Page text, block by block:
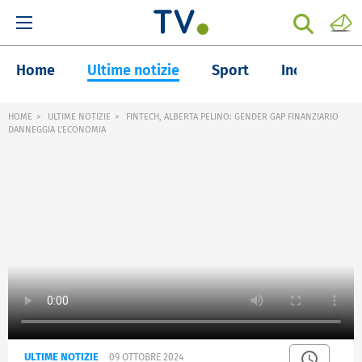
Home Ultime notizie Sport Inchieste
HOME ULTIME NOTIZIE
FINTECH, ALBERTA PELINO: GENDER GAP FINANZIARIO
DANNEGGIA L'ECONOMIA
ULTIME NOTIZIE 09 OTTOBRE 2024